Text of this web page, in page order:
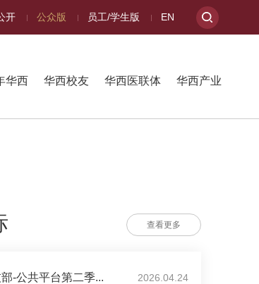
开 公众版 员工/学生版 EN
华西 华西校友 华西医联体 华西产业
查看更多
-公共平台第二季... 2026.04.24